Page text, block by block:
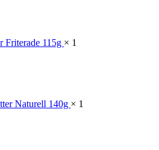
Friterade 115g × 1
Naturell 140g × 1